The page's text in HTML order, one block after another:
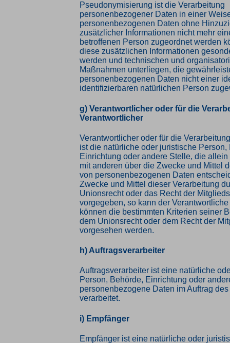
Pseudonymisierung ist die Verarbeitung
personenbezogener Daten in einer
personenbezogenen Daten ohne
zusätzlicher Informationen nicht mehr
betroffenen Person zugeordnet werden
diese zusätzlichen Informationen
werden und technischen und
Maßnahmen unterliegen, die
personenbezogenen Daten nicht einer
identifizierbaren natürlichen Person
g) Verantwortlicher oder für die
Verantwortlicher
Verantwortlicher oder für die
ist die natürliche oder juristische Person,
Einrichtung oder andere Stelle, die
mit anderen über die Zwecke und Mittel
von personenbezogenen Daten
Zwecke und Mittel dieser Verarbeitung
Unionsrecht oder das Recht der
vorgegeben, so kann der
können die bestimmten Kriterien seiner
dem Unionsrecht oder dem Recht der
vorgesehen werden.
h) Auftragsverarbeiter
Auftragsverarbeiter ist eine natürliche
Person, Behörde, Einrichtung oder
personenbezogene Daten im Auftrag
verarbeitet.
i) Empfänger
Empfänger ist eine natürliche oder